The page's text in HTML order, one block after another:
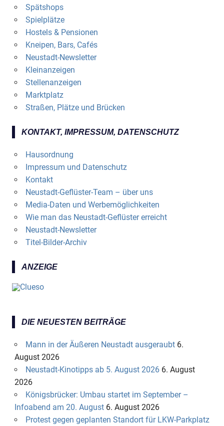
Spätshops
Spielplätze
Hostels & Pensionen
Kneipen, Bars, Cafés
Neustadt-Newsletter
Kleinanzeigen
Stellenanzeigen
Marktplatz
Straßen, Plätze und Brücken
KONTAKT, IMPRESSUM, DATENSCHUTZ
Hausordnung
Impressum und Datenschutz
Kontakt
Neustadt-Geflüster-Team – über uns
Media-Daten und Werbemöglichkeiten
Wie man das Neustadt-Geflüster erreicht
Neustadt-Newsletter
Titel-Bilder-Archiv
ANZEIGE
DIE NEUESTEN BEITRÄGE
Mann in der Äußeren Neustadt ausgeraubt 6.
August 2026
Neustadt-Kinotipps ab 5. August 2026 6. August
2026
Königsbrücker: Umbau startet im September –
Infoabend am 20. August 6. August 2026
Protest gegen geplanten Standort für LKW-Parkplatz